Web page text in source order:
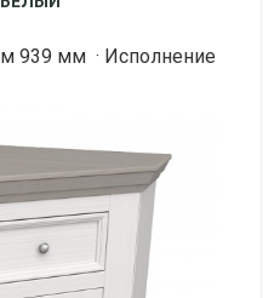
939 мм · Исполнение